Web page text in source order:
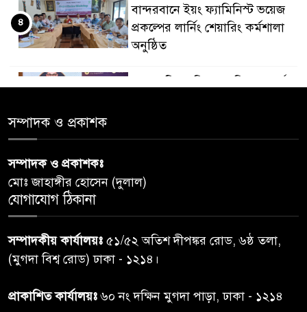
বান্দরবানে ইয়ং ফ্যামিনিস্ট ভয়েজ
প্রকল্পের লার্নিং শেয়ারিং কর্মশালা
অনুষ্ঠিত
৪
পেশ
৬
তদন্ত শেষ পর্যায়ে, দ্রুত চার্জশিট
৭
রাতের মধ্যে ঢাকাসহ ১০ অঞ্চলে
ঝড়বৃষ্টির পূর্বাভাস
৮
সম্পাদক ও প্রকাশক
সম্পাদক ও প্রকাশকঃ
মোঃ জাহাঙ্গীর হোসেন (দুলাল)
যোগাযোগ ঠিকানা
সম্পাদকীয় কার্যালয়ঃ ৫১/৫২ অতিশ দীপঙ্কর রোড, ৬ষ্ঠ তলা,
(মুগদা বিশ্ব রোড) ঢাকা - ১২১৪।
প্রাকাশিত কার্যালয়ঃ৬০ নং দক্ষিন মুগদা পাড়া, ঢাকা - ১২১৪